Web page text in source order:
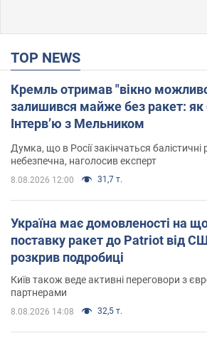
TOP NEWS
Кремль отримав "вікно
залишився майже без ракет: як
Інтерв’ю з Мельником
Думка, що в Росії закінчаться балістичні
небезпечна, наголосив експерт
8.08.2026 12:00 31,7 т.
Україна має домовленості на
поставку ракет до Patriot від
розкрив подробиці
Київ також веде активні переговори з
партнерами
8.08.2026 14:08 32,5 т.